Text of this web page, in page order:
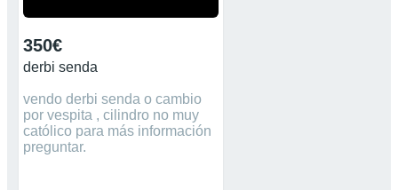
350€
derbi senda
vendo derbi senda o cambio
por vespita , cilindro no muy
católico para más información
preguntar.